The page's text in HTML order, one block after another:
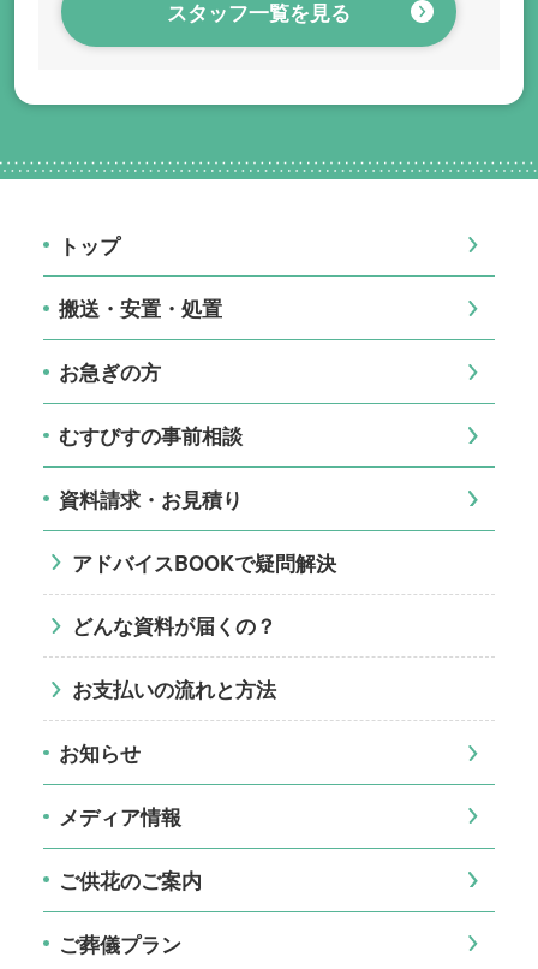
スタッフ一覧を見る
トップ
搬送・安置・処置
お急ぎの方
むすびすの事前相談
資料請求・お見積り
アドバイスBOOKで疑問解決
どんな資料が届くの？
お支払いの流れと方法
お知らせ
メディア情報
ご供花のご案内
ご葬儀プラン